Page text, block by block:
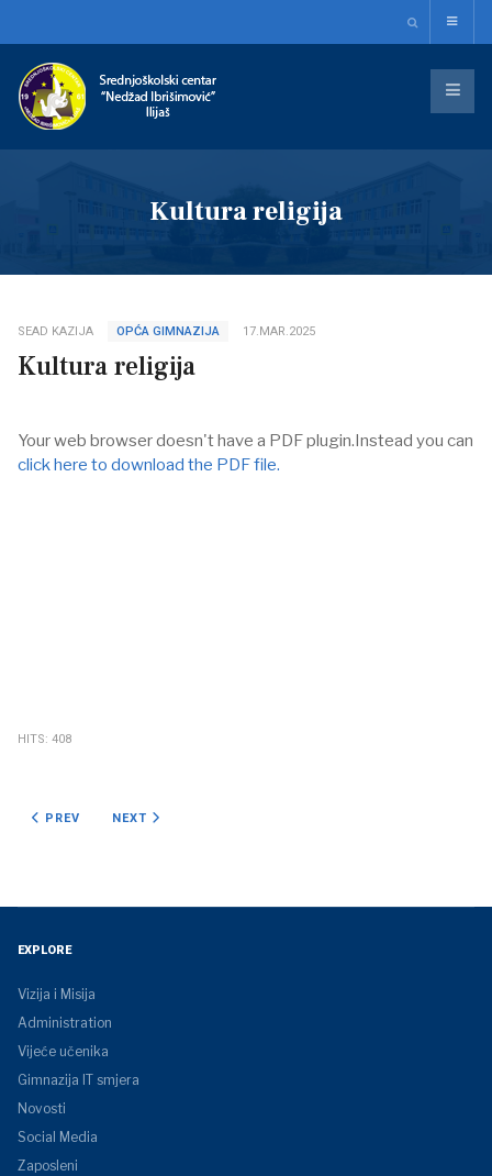
Kultura religija
SEAD KAZIJA OPĆA GIMNAZIJA 17.MAR.2025
Kultura religija
Your web browser doesn't have a PDF plugin.Instead you can
click here to download the PDF file.
HITS: 408
PREVIOUS ARTICLE: MUZIČKA KULTURA
PREV NEXT ARTICLE: FIZIKA
NEXT
EXPLORE
Vizija i Misija
Administration
Vijeće učenika
Gimnazija IT smjera
Novosti
Social Media
Zaposleni